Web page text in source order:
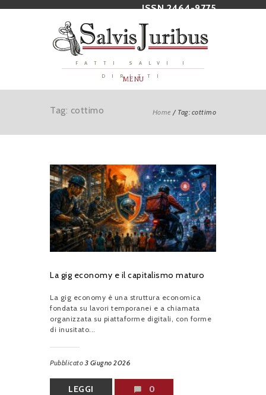
ISSN 2464-9775
FATTI SALVI I
DIRITTI
MENU
Home / Tag: cottimo
Tag: cottimo
La gig economy e il capitalismo maturo
La gig economy è una struttura economica
fondata su lavori temporanei e a chiamata
organizzata su piattaforme digitali, con forme
di inusitato...
Pubblicato 3 Giugno 2026
LEGGI 0